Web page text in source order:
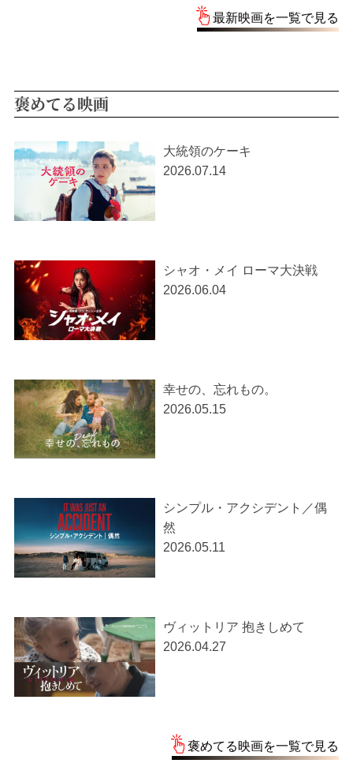
最新映画を一覧で見る
褒めてる映画
大統領のケーキ
2026.07.14
シャオ・メイ ローマ大決戦
2026.06.04
幸せの、忘れもの。
2026.05.15
シンプル・アクシデント／偶
然
2026.05.11
ヴィットリア 抱きしめて
2026.04.27
褒めてる映画を一覧で見る